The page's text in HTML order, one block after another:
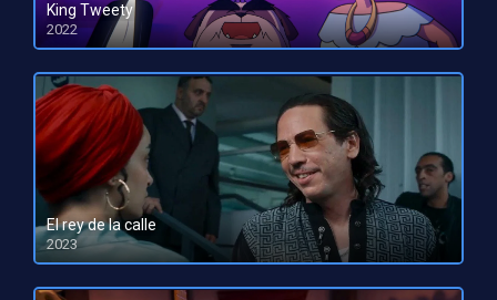
King Tweety
2022
HD 1080pHD 720p
El rey de la calle
2023
HD 1080pHD 720p